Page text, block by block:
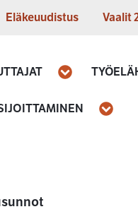
Eläkeuudistus Vaalit
Avaa
Avaa